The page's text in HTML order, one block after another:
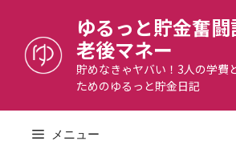
へ
ゆるっと貯金奮
老後マネー
貯めなきゃヤバい！3人の学費
ためのゆるっと貯金日記
メニュー